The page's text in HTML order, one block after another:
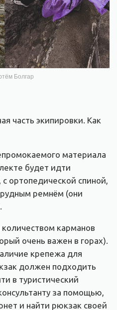
Болгар
часть экипировки. Как
материала
будет идти
с ортопедической спиной,
ремнём (они
карманов
очень важен в горах).
крепежа для
должен подходить
в туристический
за помощью,
и найти рюкзак своей